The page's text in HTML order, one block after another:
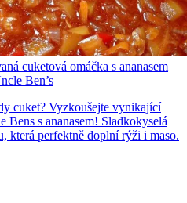
cuketová omáčka s ananasem
Ben’s
cuket? Vyzkoušejte vynikající
Bens s ananasem! Sladkokyselá
která perfektně doplní rýži i maso.